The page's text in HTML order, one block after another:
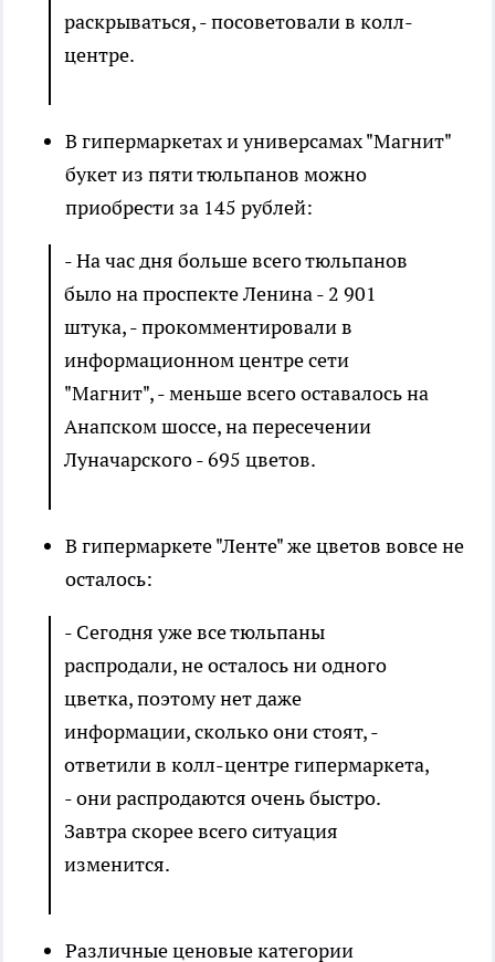
раскрываться, - посоветовали в колл-
центре.
В гипермаркетах и универсамах "Магнит"
букет из пяти тюльпанов можно
приобрести за 145 рублей:
- На час дня больше всего тюльпанов
было на проспекте Ленина - 2 901
штука, - прокомментировали в
информационном центре сети
"Магнит", - меньше всего оставалось на
Анапском шоссе, на пересечении
Луначарского - 695 цветов.
В гипермаркете "Ленте" же цветов вовсе не
осталось:
- Сегодня уже все тюльпаны
распродали, не осталось ни одного
цветка, поэтому нет даже
информации, сколько они стоят, -
ответили в колл-центре гипермаркета,
- они распродаются очень быстро.
Завтра скорее всего ситуация
изменится.
Различные ценовые категории